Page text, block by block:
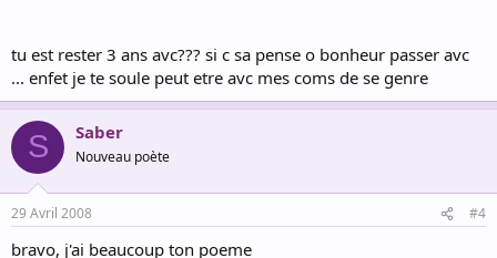
tu est rester 3 ans avc??? si c sa pense o bonheur passer avc
... enfet je te soule peut etre avc mes coms de se genre
S Saber
Nouveau poète
29 Avril 2008 #4
bravo, j'ai beaucoup ton poeme